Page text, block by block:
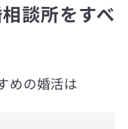
談所をすべ
めの婚活は